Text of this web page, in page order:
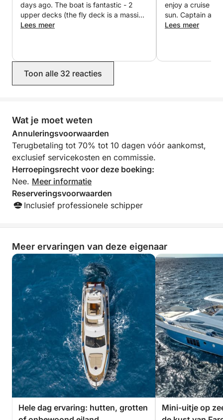
days ago. The boat is fantastic - 2
upper decks (the fly deck is a massive
benefit), big beds & sofas to lay out
Skipper Luis offering his insights and
knowledge of land & sea as we went,
his over 60 years of sailing experience
and Skipper Miguel navigating the
caves with some light bites to eat and
a glass of champagne made this trip
one of the best possible afternoons.
Highly recommend the boat & crew to
anyone thinking of doing the same.
Thanks again to the crew and booking
staff.
Lees meer
enjoy a cruise
sun. Captain
extremely
Lees meer
Toon alle 32 reacties
Wat je moet weten
Annuleringsvoorwaarden
Terugbetaling tot 70% tot 10 dagen vóór aankomst,
exclusief servicekosten en commissie.
Herroepingsrecht voor deze boeking:
Nee. Meer informatie
Reserveringsvoorwaarden
Inclusief professionele schipper
Meer ervaringen van deze eigenaar
Hele dag ervaring: hutten, grotten
Mini-uitje op